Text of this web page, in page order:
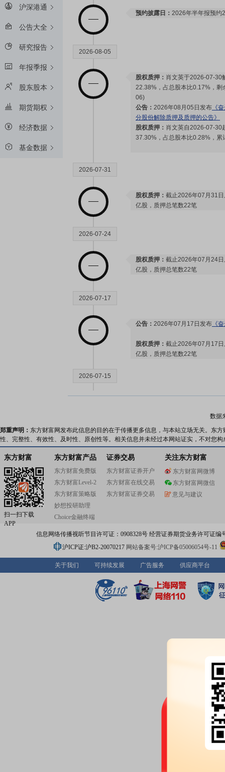
沪深港通
公告大全
研究报告
年报季报
股东股本
期货期权
经济数据
基金数据
预约披露日： 2026年半年报预约
2026-08-05
股权质押： 肖文英于2026-07-30
22.38%，占总股本比0.17%，
06)
公告： 2026年08月05日发布 《
分股份解除质押及质押的公告》
股权质押： 肖文英自2026-07-30
37.30%，占总股本比0.28%，
2026-07-31
股权质押： 截止2026年07月31
亿股，质押总笔数22笔
2026-07-24
股权质押： 截止2026年07月24
亿股，质押总笔数22笔
2026-07-17
公告： 2026年07月17日发布 《
股权质押： 截止2026年07月17
亿股，质押总笔数22笔
2026-07-15
元，变动-84.78%～-78.93%
2026-07-10
股权质押：截止2026年07月10
亿股，质押总笔数22笔
2026-07-03
股权质押：截止2026年07月03
2026-06-30
肖晓于2026-06-26
《
截止2026年06月26
数据
郑重声明： 东方财富网发布此信息的目的在于传播更多信息，与本站立场无关。东
性、完整性、有效性、及时性、原创性等。相关信息并未经过本网站证实，不对您
东方财富
扫一扫下载
APP
东方财富产品
东方财富免费版
东方财富Level-2
东方财富策略版
妙想投研助理
Choice金融终端
证券交易
东方财富证券开户
东方财富在线交易
东方财富证券交易
关注东方财富
东方财富网微博
东方财富网微信
意见与建议
信息网络传播视听节目许可证：0908328号 经营证券期货业务许可证编
沪ICP证:沪B2-20070217 网站备案号:沪ICP备05006054号-11
关于我们 可持续发展 广告服务 供应商平台